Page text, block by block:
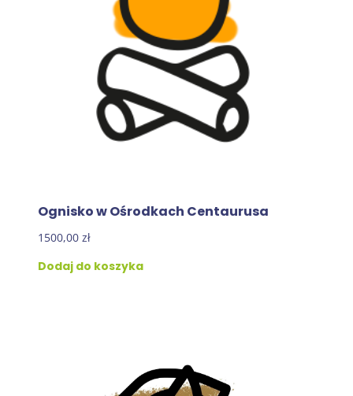
Ognisko w Ośrodkach Centaurusa
1500,00 zł
Dodaj do koszyka